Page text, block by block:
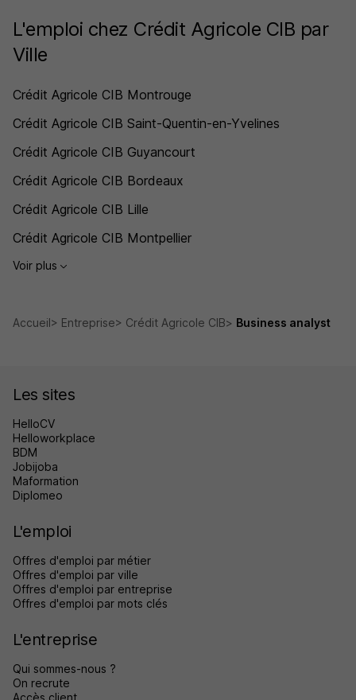
L'emploi chez Crédit Agricole CIB par
Ville
Crédit Agricole CIB Montrouge
Crédit Agricole CIB Saint-Quentin-en-Yvelines
Crédit Agricole CIB Guyancourt
Crédit Agricole CIB Bordeaux
Crédit Agricole CIB Lille
Crédit Agricole CIB Montpellier
Voir plus
Accueil Entreprise Crédit Agricole CIB Business analyst
Les sites
HelloCV
Helloworkplace
BDM
Jobijoba
Maformation
Diplomeo
L'emploi
Offres d'emploi par métier
Offres d'emploi par ville
Offres d'emploi par entreprise
Offres d'emploi par mots clés
L'entreprise
Qui sommes-nous ?
On recrute
Accès client